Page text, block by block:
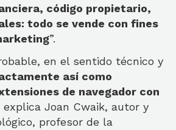
código propietario,
todo se vende con fines
”.
en el sentido técnico y
así como
de navegador con
explica Joan Cwaik, autor y
profesor de la